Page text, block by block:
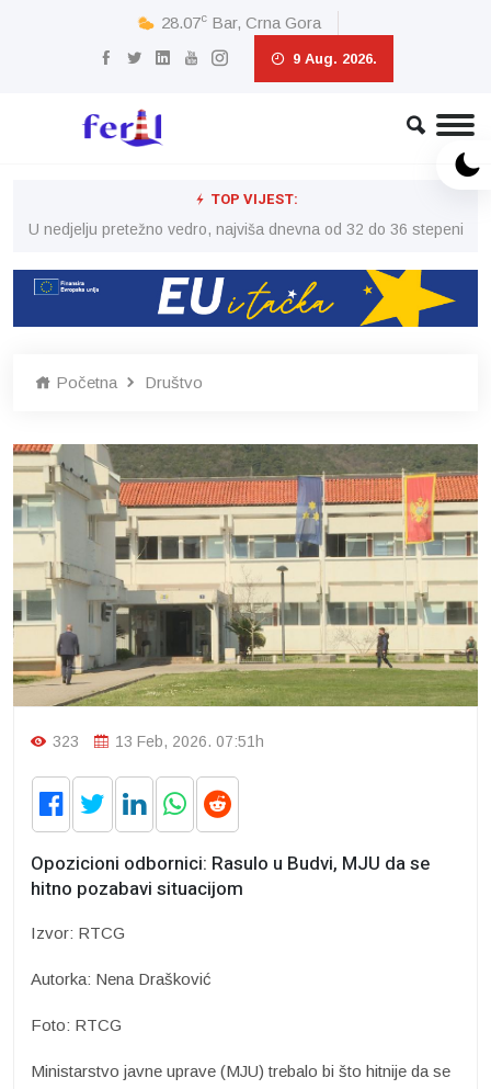
28.07c Bar, Crna Gora
9 Aug. 2026.
TOP VIJEST:
U nedjelju pretežno vedro, najviša dnevna od 32 do 36 stepeni
Početna Društvo
323 13 Feb, 2026. 07:51h
Opozicioni odbornici: Rasulo u Budvi, MJU da se
hitno pozabavi situacijom
Izvor: RTCG
Autorka: Nena Drašković
Foto: RTCG
Ministarstvo javne uprave (MJU) trebalo bi što hitnije da se